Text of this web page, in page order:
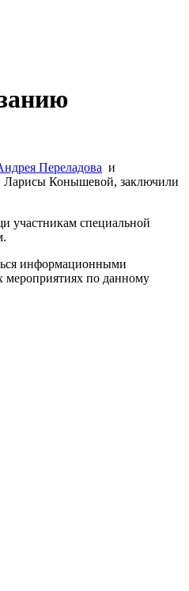
Переладова и
Ларисы Конышевой, заключили
участникам специальной
информационными
мероприятиях по данному